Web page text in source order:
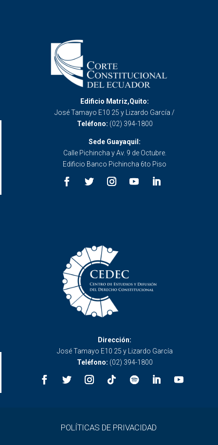
Edificio Matriz,Quito:
José Tamayo E10 25 y Lizardo García /
Teléfono: (02) 394-1800
Sede Guayaquil:
Calle Pichincha y Av. 9 de Octubre.
Edificio Banco Pichincha 6to Piso
Dirección:
José Tamayo E10 25 y Lizardo García
Teléfono: (02) 394-1800
POLÍTICAS DE PRIVACIDAD